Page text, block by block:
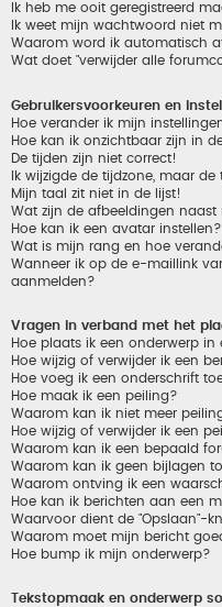
Ik heb me ooit geregistreerd
Ik weet mijn wachtwoord niet
Waarom word ik automatisch
Wat doet "verwijder alle
Gebruikersvoorkeuren en
Hoe verander ik mijn
Hoe kan ik onzichtbaar zijn in
De tijden zijn niet correct!
Ik wijzigde de tijdzone, maar
Mijn taal zit niet in de lijst!
Wat zijn de afbeeldingen naast
Hoe kan ik een avatar instellen?
Wat is mijn rang en hoe
Wanneer ik op de e-maillink
aanmelden?
Vragen in verband met het
Hoe plaats ik een onderwerp
Hoe wijzig of verwijder ik een
Hoe voeg ik een onderschrift
Hoe maak ik een peiling?
Waarom kan ik niet meer
Hoe wijzig of verwijder ik een
Waarom kan ik een bepaald
Waarom kan ik geen bijlagen
Waarom ontving ik een
Hoe kan ik berichten aan een
Waarvoor dient de "Opslaan"-
Waarom moet mijn bericht
Hoe bump ik mijn onderwerp?
Tekstopmaak en onderwerp